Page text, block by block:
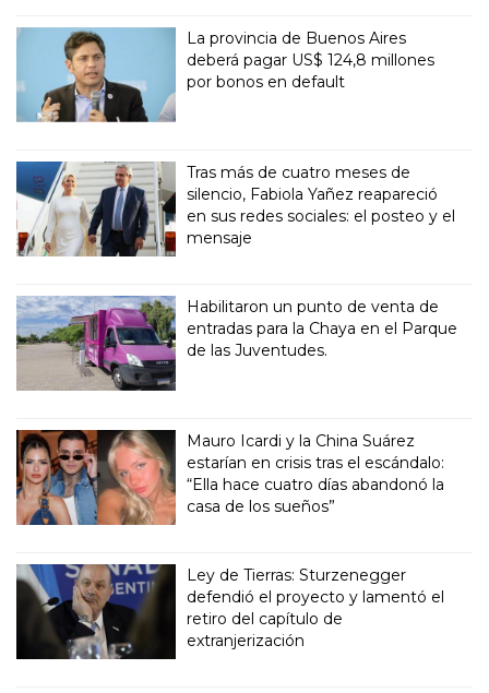
La provincia de Buenos Aires
deberá pagar US$ 124,8 millones
por bonos en default
Tras más de cuatro meses de
silencio, Fabiola Yañez reapareció
en sus redes sociales: el posteo y el
mensaje
Habilitaron un punto de venta de
entradas para la Chaya en el Parque
de las Juventudes.
Mauro Icardi y la China Suárez
estarían en crisis tras el escándalo:
“Ella hace cuatro días abandonó la
casa de los sueños”
Ley de Tierras: Sturzenegger
defendió el proyecto y lamentó el
retiro del capítulo de
extranjerización